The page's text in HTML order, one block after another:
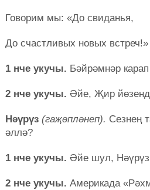
Говорим мы: «До свиданья,
До счастливых новых встреч!»
1 нче укучы. Бәйрәмнәр
2 нче укучы. Әйе, Җир
Нәүрүз (гаҗәпләнеп). Сезнең
әллә?
1 нче укучы. Әйе шул,
2 нче укучы. Америкада